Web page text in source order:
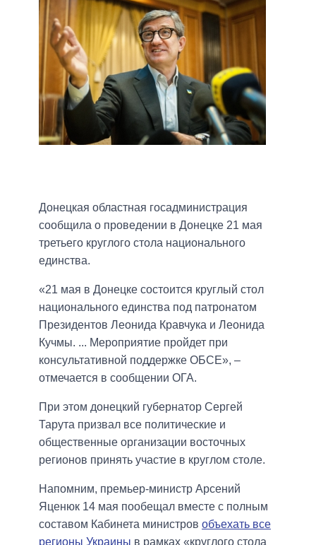
Донецкая областная госадминистрация
сообщила о проведении в Донецке 21 мая
третьего круглого стола национального
единства.
«21 мая в Донецке состоится круглый стол
национального единства под патронатом
Президентов Леонида Кравчука и Леонида
Кучмы. ... Мероприятие пройдет при
консультативной поддержке ОБСЕ», –
отмечается в сообщении ОГА.
При этом донецкий губернатор Сергей
Тарута призвал все политические и
общественные организации восточных
регионов принять участие в круглом столе.
Напомним, премьер-министр Арсений
Яценюк 14 мая пообещал вместе с полным
составом Кабинета министров объехать все
регионы Украины в рамках «круглого стола